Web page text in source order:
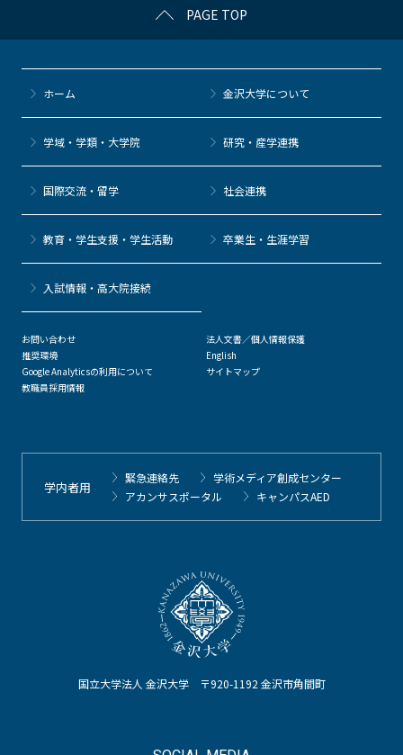
PAGE TOP
国立大学法人 金沢大学 〒920-1192 金沢市角間町
ホーム 金沢大学について
学域・学類・大学院 研究・産学連携
国際交流・留学 社会連携
教育・学生支援・学生活動 卒業生・生涯学習
⼊試情報・高大院接続
お問い合わせ
推奨環境
Google Analyticsの利用について
教職員採用情報
法人文書／個人情報保護
English
サイトマップ
学内者用
緊急連絡先
学術メディア創成センター
アカンサスポータル
キャンパスAED